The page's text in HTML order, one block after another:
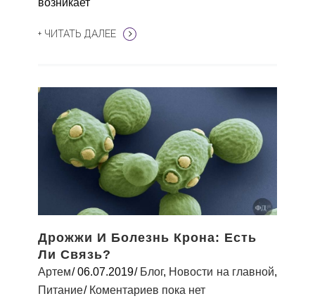
возникает
+ ЧИТАТЬ ДАЛЕЕ
Дрожжи И Болезнь Крона: Есть
Ли Связь?
Артем 06.07.2019 Блог, Новости на главной,
Питание
Коментариев пока нет